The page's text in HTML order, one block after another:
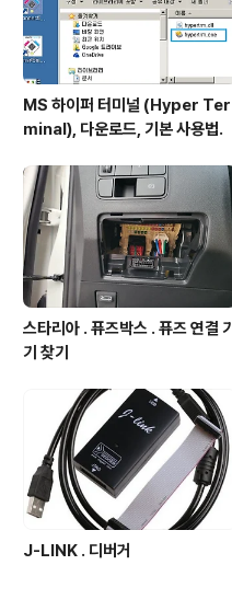
MS 하이퍼 터미널 (Hyper Ter
minal), 다운로드, 기본 사용법.
스타리아 . 퓨즈박스 . 퓨즈 연결 기
기 찾기
J-LINK . 디버거